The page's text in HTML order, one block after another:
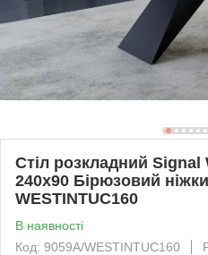
Стіл розкладний Signal
240х90 Бірюзовий
WESTINTUC160
В наявності
Код: 9059А/WESTINTUC160